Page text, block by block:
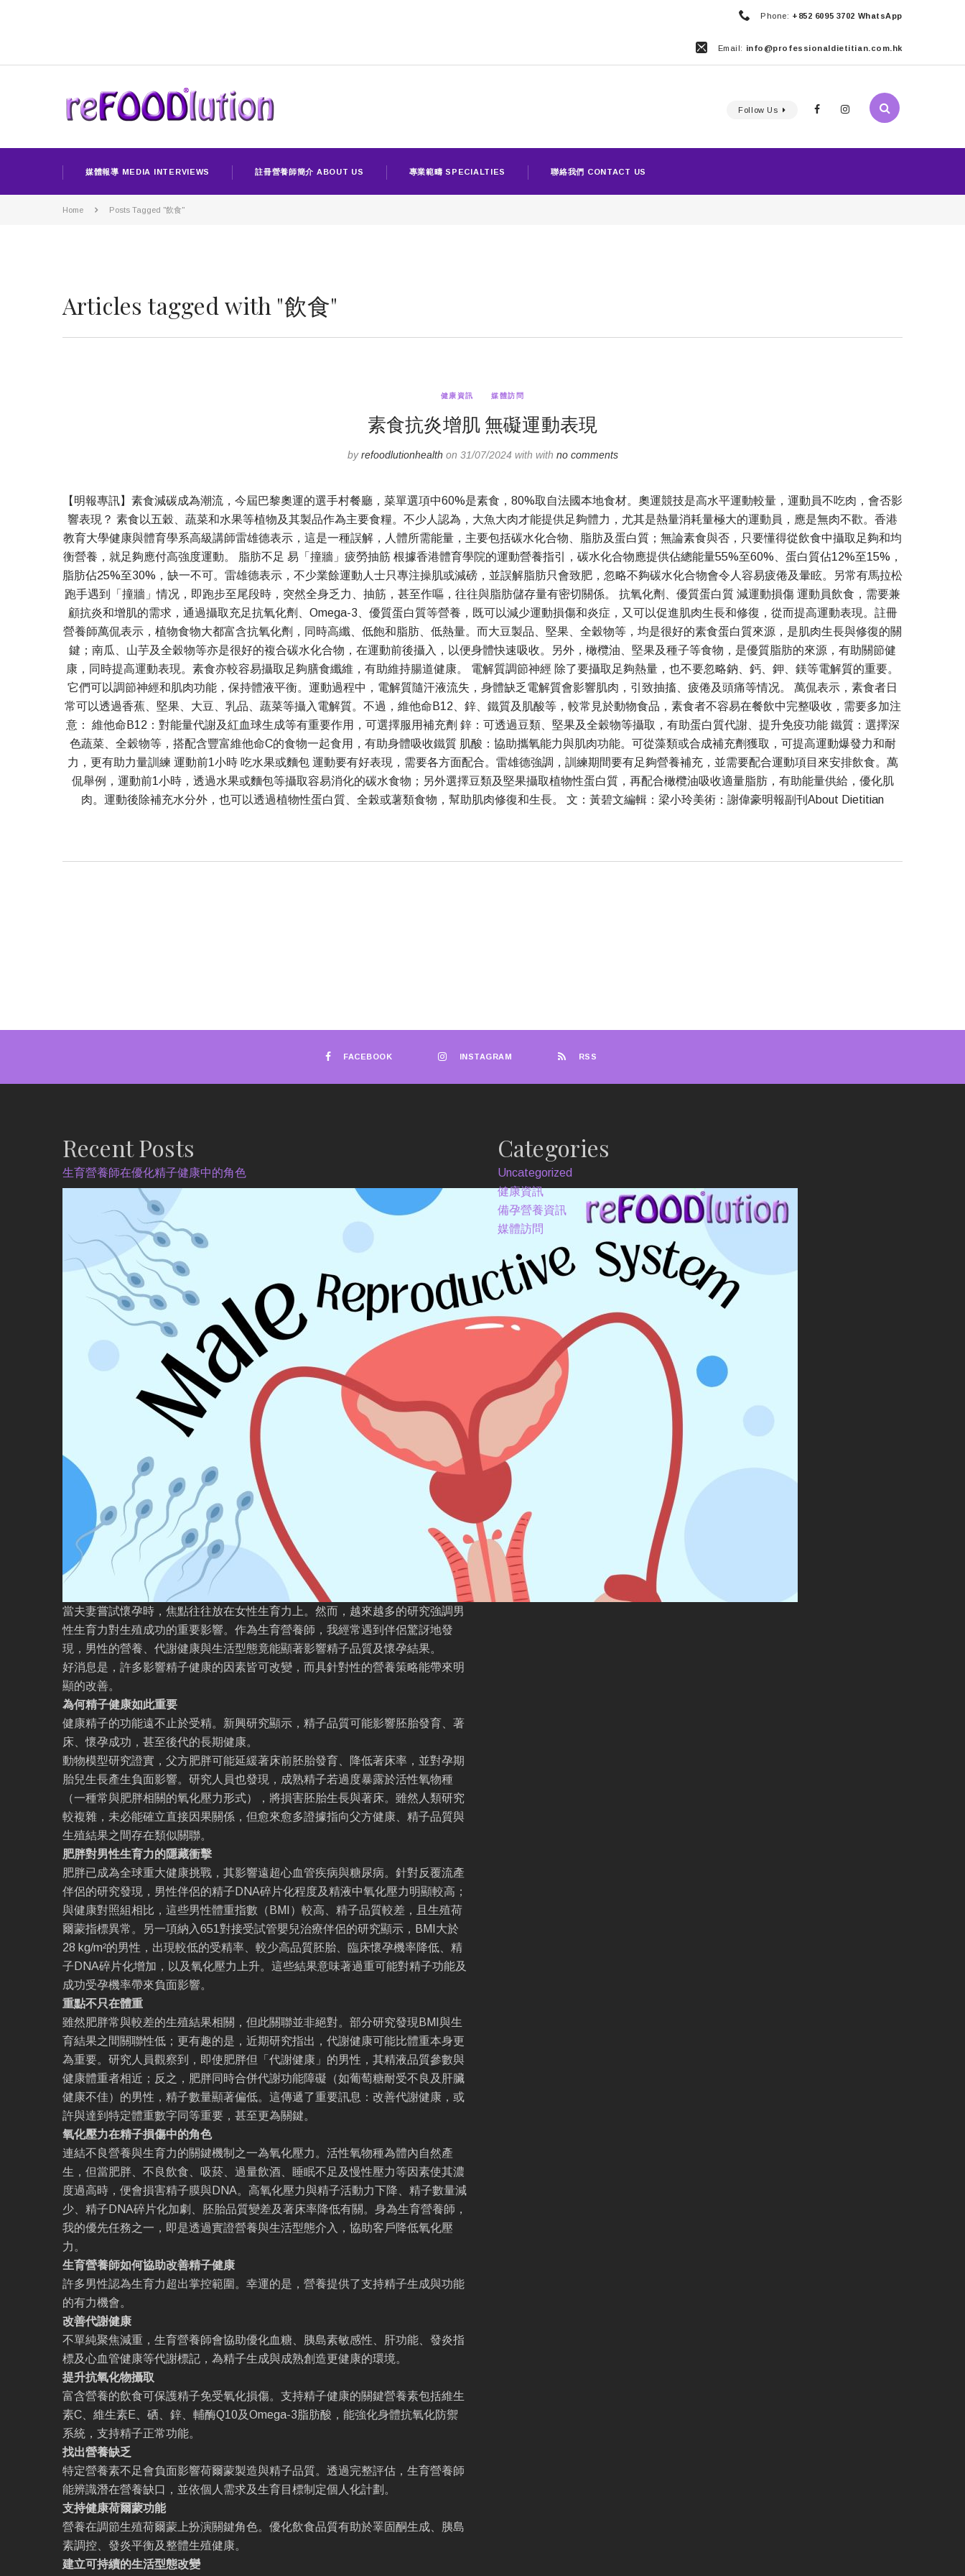
Phone: +852 6095 3702 WhatsApp
Email: info@professionaldietitian.com.hk
Follow Us
媒體報導 MEDIA INTERVIEWS 註冊營養師簡介 ABOUT US 專業範疇 SPECIALTIES 聯絡我們 CONTACT US
Home Posts Tagged "飲食"
Articles tagged with "飲食"
健康資訊 媒體訪問
素食抗炎增肌 無礙運動表現
byrefoodlutionhealth on 31/07/2024 with with no comments
【明報專訊】素食減碳成為潮流，今屆巴黎奧運的選手村餐廳，菜單選項中60%是素食，80%取自法國本地食材。奧運競技是高水平運動較量，運動員不吃肉，會否影
響表現？ 素食以五穀、蔬菜和水果等植物及其製品作為主要食糧。不少人認為，大魚大肉才能提供足夠體力，尤其是熱量消耗量極大的運動員，應是無肉不歡。香港
教育大學健康與體育學系高級講師雷雄德表示，這是一種誤解，人體所需能量，主要包括碳水化合物、脂肪及蛋白質；無論素食與否，只要懂得從飲食中攝取足夠和均
衡營養，就足夠應付高強度運動。 脂肪不足 易「撞牆」疲勞抽筋 根據香港體育學院的運動營養指引，碳水化合物應提供佔總能量55%至60%、蛋白質佔12%至15%，
脂肪佔25%至30%，缺一不可。雷雄德表示，不少業餘運動人士只專注操肌或減磅，並誤解脂肪只會致肥，忽略不夠碳水化合物會令人容易疲倦及暈眩。另常有馬拉松
跑手遇到「撞牆」情况，即跑步至尾段時，突然全身乏力、抽筋，甚至作嘔，往往與脂肪儲存量有密切關係。 抗氧化劑、優質蛋白質 減運動損傷 運動員飲食，需要兼
顧抗炎和增肌的需求，通過攝取充足抗氧化劑、Omega-3、優質蛋白質等營養，既可以減少運動損傷和炎症，又可以促進肌肉生長和修復，從而提高運動表現。註冊
營養師萬侃表示，植物食物大都富含抗氧化劑，同時高纖、低飽和脂肪、低熱量。而大豆製品、堅果、全穀物等，均是很好的素食蛋白質來源，是肌肉生長與修復的關
鍵；南瓜、山芋及全穀物等亦是很好的複合碳水化合物，在運動前後攝入，以便身體快速吸收。另外，橄欖油、堅果及種子等食物，是優質脂肪的來源，有助關節健
康，同時提高運動表現。素食亦較容易攝取足夠膳食纖維，有助維持腸道健康。 電解質調節神經 除了要攝取足夠熱量，也不要忽略鈉、鈣、鉀、鎂等電解質的重要。
它們可以調節神經和肌肉功能，保持體液平衡。運動過程中，電解質隨汗液流失，身體缺乏電解質會影響肌肉，引致抽搐、疲倦及頭痛等情况。 萬侃表示，素食者日
常可以透過香蕉、堅果、大豆、乳品、蔬菜等攝入電解質。不過，維他命B12、鋅、鐵質及肌酸等，較常見於動物食品，素食者不容易在餐飲中完整吸收，需要多加注
意： 維他命B12：對能量代謝及紅血球生成等有重要作用，可選擇服用補充劑 鋅：可透過豆類、堅果及全穀物等攝取，有助蛋白質代謝、提升免疫功能 鐵質：選擇深
色蔬菜、全穀物等，搭配含豐富維他命C的食物一起食用，有助身體吸收鐵質 肌酸：協助攜氧能力與肌肉功能。可從藻類或合成補充劑獲取，可提高運動爆發力和耐
力，更有助力量訓練 運動前1小時 吃水果或麵包 運動要有好表現，需要各方面配合。雷雄德強調，訓練期間要有足夠營養補充，並需要配合運動項目來安排飲食。萬
侃舉例，運動前1小時，透過水果或麵包等攝取容易消化的碳水食物；另外選擇豆類及堅果攝取植物性蛋白質，再配合橄欖油吸收適量脂肪，有助能量供給，優化肌
肉。運動後除補充水分外，也可以透過植物性蛋白質、全榖或薯類食物，幫助肌肉修復和生長。 文：黃碧文編輯：梁小玲美術：謝偉豪明報副刊About Dietitian
FACEBOOK INSTAGRAM RSS
Recent Posts
生育營養師在優化精子健康中的角色
當夫妻嘗試懷孕時，焦點往往放在女性生育力上。然而，越來越多的研究強調男
性生育力對生殖成功的重要影響。作為生育營養師，我經常遇到伴侶驚訝地發
現，男性的營養、代謝健康與生活型態竟能顯著影響精子品質及懷孕結果。
好消息是，許多影響精子健康的因素皆可改變，而具針對性的營養策略能帶來明
顯的改善。
為何精子健康如此重要
健康精子的功能遠不止於受精。新興研究顯示，精子品質可能影響胚胎發育、著
床、懷孕成功，甚至後代的長期健康。
動物模型研究證實，父方肥胖可能延緩著床前胚胎發育、降低著床率，並對孕期
胎兒生長產生負面影響。研究人員也發現，成熟精子若過度暴露於活性氧物種
（一種常與肥胖相關的氧化壓力形式），將損害胚胎生長與著床。雖然人類研究
較複雜，未必能確立直接因果關係，但愈來愈多證據指向父方健康、精子品質與
生殖結果之間存在類似關聯。
肥胖對男性生育力的隱藏衝擊
肥胖已成為全球重大健康挑戰，其影響遠超心血管疾病與糖尿病。針對反覆流產
伴侶的研究發現，男性伴侶的精子DNA碎片化程度及精液中氧化壓力明顯較高；
與健康對照組相比，這些男性體重指數（BMI）較高、精子品質較差，且生殖荷
爾蒙指標異常。另一項納入651對接受試管嬰兒治療伴侶的研究顯示，BMI大於
28 kg/m²的男性，出現較低的受精率、較少高品質胚胎、臨床懷孕機率降低、精
子DNA碎片化增加，以及氧化壓力上升。這些結果意味著過重可能對精子功能及
成功受孕機率帶來負面影響。
重點不只在體重
雖然肥胖常與較差的生殖結果相關，但此關聯並非絕對。部分研究發現BMI與生
育結果之間關聯性低；更有趣的是，近期研究指出，代謝健康可能比體重本身更
為重要。研究人員觀察到，即使肥胖但「代謝健康」的男性，其精液品質參數與
健康體重者相近；反之，肥胖同時合併代謝功能障礙（如葡萄糖耐受不良及肝臟
健康不佳）的男性，精子數量顯著偏低。這傳遞了重要訊息：改善代謝健康，或
許與達到特定體重數字同等重要，甚至更為關鍵。
氧化壓力在精子損傷中的角色
連結不良營養與生育力的關鍵機制之一為氧化壓力。活性氧物種為體內自然產
生，但當肥胖、不良飲食、吸菸、過量飲酒、睡眠不足及慢性壓力等因素使其濃
度過高時，便會損害精子膜與DNA。高氧化壓力與精子活動力下降、精子數量減
少、精子DNA碎片化加劇、胚胎品質變差及著床率降低有關。身為生育營養師，
我的優先任務之一，即是透過實證營養與生活型態介入，協助客戶降低氧化壓
力。
生育營養師如何協助改善精子健康
許多男性認為生育力超出掌控範圍。幸運的是，營養提供了支持精子生成與功能
的有力機會。
改善代謝健康
不單純聚焦減重，生育營養師會協助優化血糖、胰島素敏感性、肝功能、發炎指
標及心血管健康等代謝標記，為精子生成與成熟創造更健康的環境。
提升抗氧化物攝取
富含營養的飲食可保護精子免受氧化損傷。支持精子健康的關鍵營養素包括維生
素C、維生素E、硒、鋅、輔酶Q10及Omega-3脂肪酸，能強化身體抗氧化防禦
系統，支持精子正常功能。
找出營養缺乏
特定營養素不足會負面影響荷爾蒙製造與精子品質。透過完整評估，生育營養師
能辨識潛在營養缺口，並依個人需求及生育目標制定個人化計劃。
支持健康荷爾蒙功能
營養在調節生殖荷爾蒙上扮演關鍵角色。優化飲食品質有助於睪固酮生成、胰島
素調控、發炎平衡及整體生殖健康。
建立可持續的生活型態改變
Categories
Uncategorized
健康資訊
備孕營養資訊
媒體訪問